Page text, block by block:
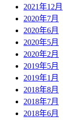
2021年12月
2020年7月
2020年6月
2020年5月
2020年2月
2019年5月
2019年1月
2018年8月
2018年7月
2018年6月